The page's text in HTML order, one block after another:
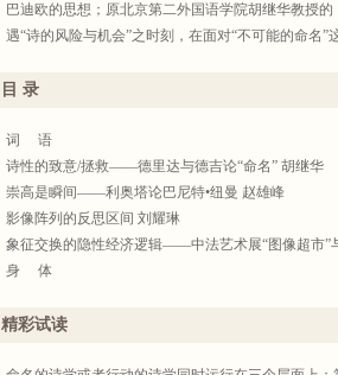
巴迪欧的思想；原北京第二外国语学院胡继华教授
遇“诗的风险与机会”之时刻，在面对“不可能的命名”
目 录
词 语
诗性的致意/拯救——德里达与德吉论“命名” 胡继华
崇高是瞬间——利奥塔论巴尼特•纽曼 赵雄峰
影像阵列的反思区间 刘耀琳
象征交换的隐性经济逻辑——中法艺术展“图像超市”
身 体
在“本质”的阴影下被遗忘的“存在”——萨特超越论现
精彩试读